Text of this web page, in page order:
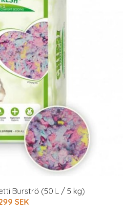
Burströ (50 L / 5 kg)
SEK